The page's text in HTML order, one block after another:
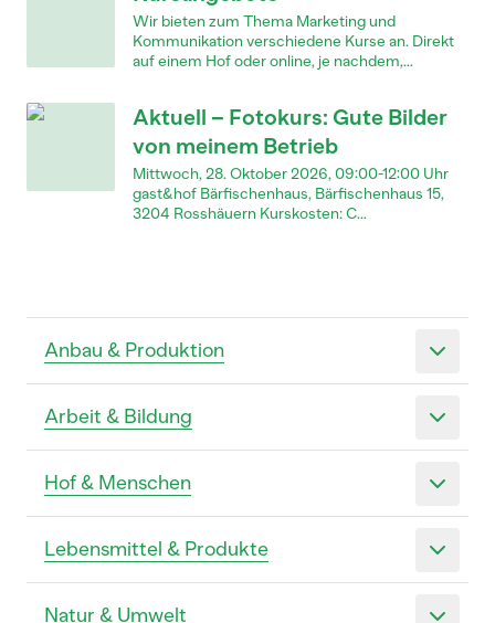
Anbau & Produktion
Arbeit & Bildung
Hof & Menschen
Lebensmittel & Produkte
Natur & Umwelt
Wir bieten zum Thema Marketing und
Kommunikation verschiedene Kurse an. Direkt
auf einem Hof oder online, je nachdem,...
Aktuell – Fotokurs: Gute Bilder
von meinem Betrieb
Mittwoch, 28. Oktober 2026, 09:00-12:00 Uhr
gast&hof Bärfischenhaus, Bärfischenhaus 15,
3204 Rosshäuern Kurskosten: C...